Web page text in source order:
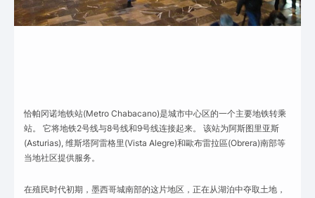
恰帕冈诺地铁站(Metro Chabacano)是城市中心区的一个主要地铁转乘
站。 它将地铁2号线与8号线和9号线连接起来。 该站为阿斯图里亚斯
(Asturias), 维斯塔阿雷格里(Vista Alegre)和歐布雷拉區(Obrera)南部等
当地社区提供服务。
在殖民时代初期，墨西哥城南部的这片地区，正在从湖泊中夺取土地，